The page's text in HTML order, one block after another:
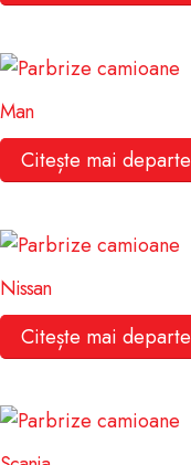
Man
Citește mai departe
Nissan
Citește mai departe